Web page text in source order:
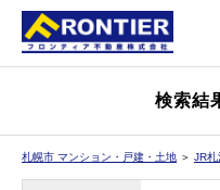
検索結
札幌市 マンション・戸建・土地 ＞ JR札